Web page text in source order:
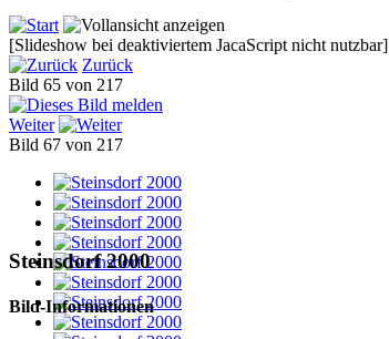
[Slideshow bei deaktiviertem JacaScript nicht nutzbar]
Zurück
Bild 65 von 217
Weiter
Bild 67 von 217
Steinsdorf 2000
Bild-Informationen